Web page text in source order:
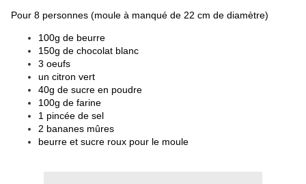
Pour 8 personnes (moule à manqué de 22 cm de diamètre)
100g de beurre
150g de chocolat blanc
3 oeufs
un citron vert
40g de sucre en poudre
100g de farine
1 pincée de sel
2 bananes mûres
beurre et sucre roux pour le moule